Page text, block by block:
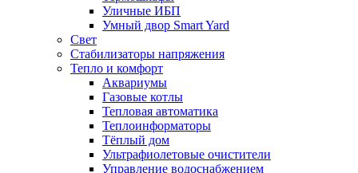
Уличные ИБП
Умный двор Smart Yard
Свет
Стабилизаторы напряжения
Тепло и комфорт
Аквариумы
Газовые котлы
Тепловая автоматика
Теплоинформаторы
Тёплый дом
Ультрафиолетовые очистители
Управление водоснабжением